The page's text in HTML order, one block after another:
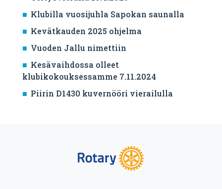
Klubilla vuosijuhla Sapokan saunalla
Kevätkauden 2025 ohjelma
Vuoden Jallu nimettiin
Kesävaihdossa olleet
klubikokouksessamme 7.11.2024
Piirin D1430 kuvernööri vierailulla